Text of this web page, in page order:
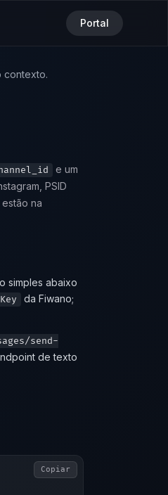
Portal
contexto.
e um
PSID
na
simples abaixo
da Fiwano;
send-
de texto
Copiar